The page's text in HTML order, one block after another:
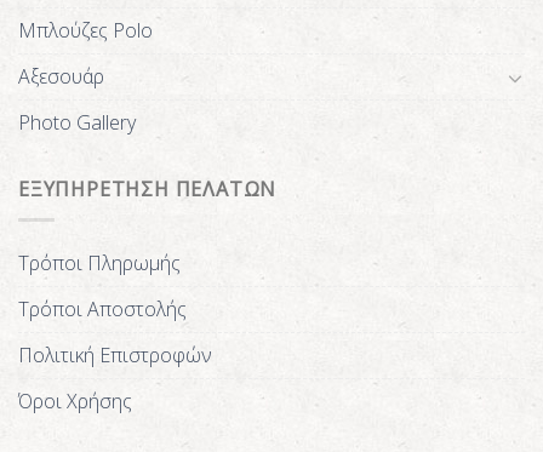
Μπλούζες Polo
Αξεσουάρ
Photo Gallery
ΕΞΥΠΗΡΕΤΗΣΗ ΠΕΛΑΤΩΝ
Τρόποι Πληρωμής
Τρόποι Αποστολής
Πολιτική Επιστροφών
Όροι Χρήσης